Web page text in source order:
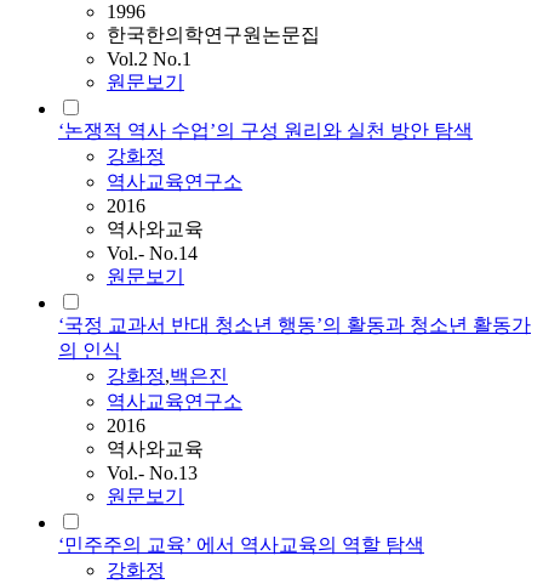
1996
한국한의학연구원논문집
Vol.2 No.1
원문보기
‘논쟁적 역사 수업’의 구성 원리와 실천 방안 탐색
강화정
역사교육연구소
2016
역사와교육
Vol.- No.14
원문보기
‘국정 교과서 반대 청소년 행동’의 활동과 청소년 활동가
의 인식
강화정,백은진
역사교육연구소
2016
역사와교육
Vol.- No.13
원문보기
‘민주주의 교육’ 에서 역사교육의 역할 탐색
강화정